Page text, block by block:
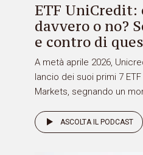
ETF UniCredit:
davvero o no?
e contro di
A metà aprile 2026,
lancio dei suoi primi 7
Markets, segnando un
ASCOLTA IL PODCAST